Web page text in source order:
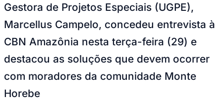
Gestora de Projetos Especiais (UGPE),
Marcellus Campelo, concedeu entrevista à
CBN Amazônia nesta terça-feira (29) e
destacou as soluções que devem ocorrer
com moradores da comunidade Monte
Horebe